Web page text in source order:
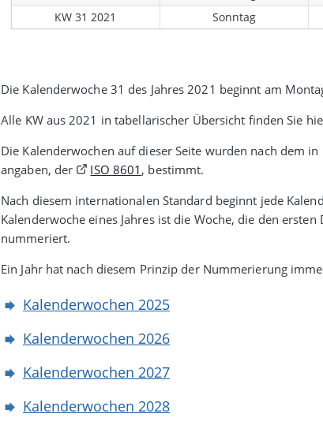
KW 31 2021
Sonntag
Die Kalenderwoche 31 des Jahres 2021 beginnt am
Alle KW aus 2021 in tabellarischer Übersicht finden Sie
Die Kalenderwochen auf dieser Seite wurden nach dem
angaben, der
ISO 8601 , bestimmt.
Nach diesem inter­natio­nalen Stan­dard beginnt jede
Kalender­woche eines Jahres ist die Woche, die den
nummeriert.
Ein Jahr hat nach diesem Prinzip der Nummerierung
Kalenderwochen 2025
Kalenderwochen 2026
Kalenderwochen 2027
Kalenderwochen 2028